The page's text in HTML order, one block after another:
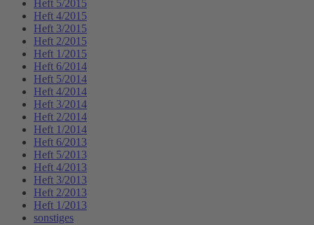
Heft 5/2015
Heft 4/2015
Heft 3/2015
Heft 2/2015
Heft 1/2015
Heft 6/2014
Heft 5/2014
Heft 4/2014
Heft 3/2014
Heft 2/2014
Heft 1/2014
Heft 6/2013
Heft 5/2013
Heft 4/2013
Heft 3/2013
Heft 2/2013
Heft 1/2013
sonstiges